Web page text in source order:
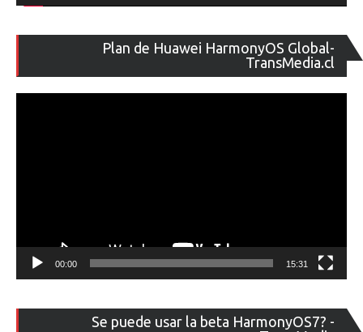
Plan de Huawei HarmonyOS Global-
TransMedia.cl
de
00:00 15:31
Se puede usar la beta HarmonyOS7? -